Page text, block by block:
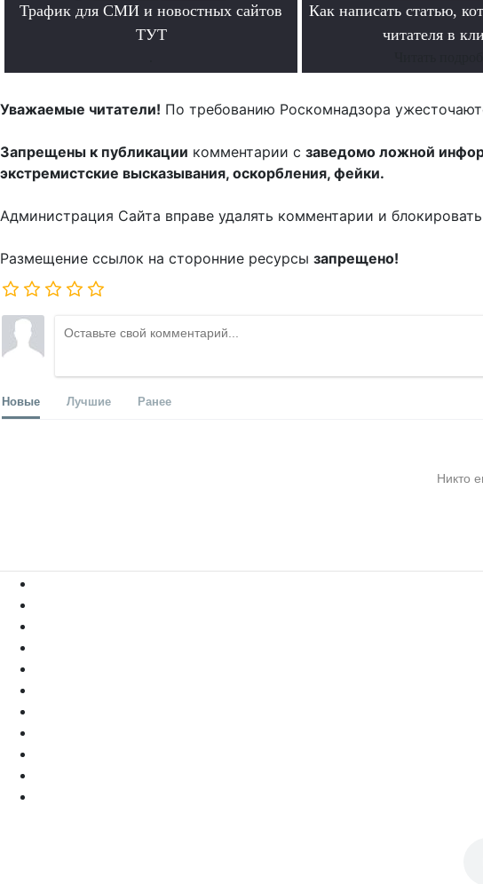
Трафик для СМИ и новостных сайтов
ТУТ
Как написать статью,
читателя в
Уважаемые читатели! По требованию Роскомнадзора
Запрещены к публикации комментарии с заведомо ложной
экстремистские высказывания, оскорбления, фейки.
Администрация Сайта вправе удалять комментарии и
Размещение ссылок на сторонние ресурсы запрещено!
Новые Лучшие Ранее
Никто